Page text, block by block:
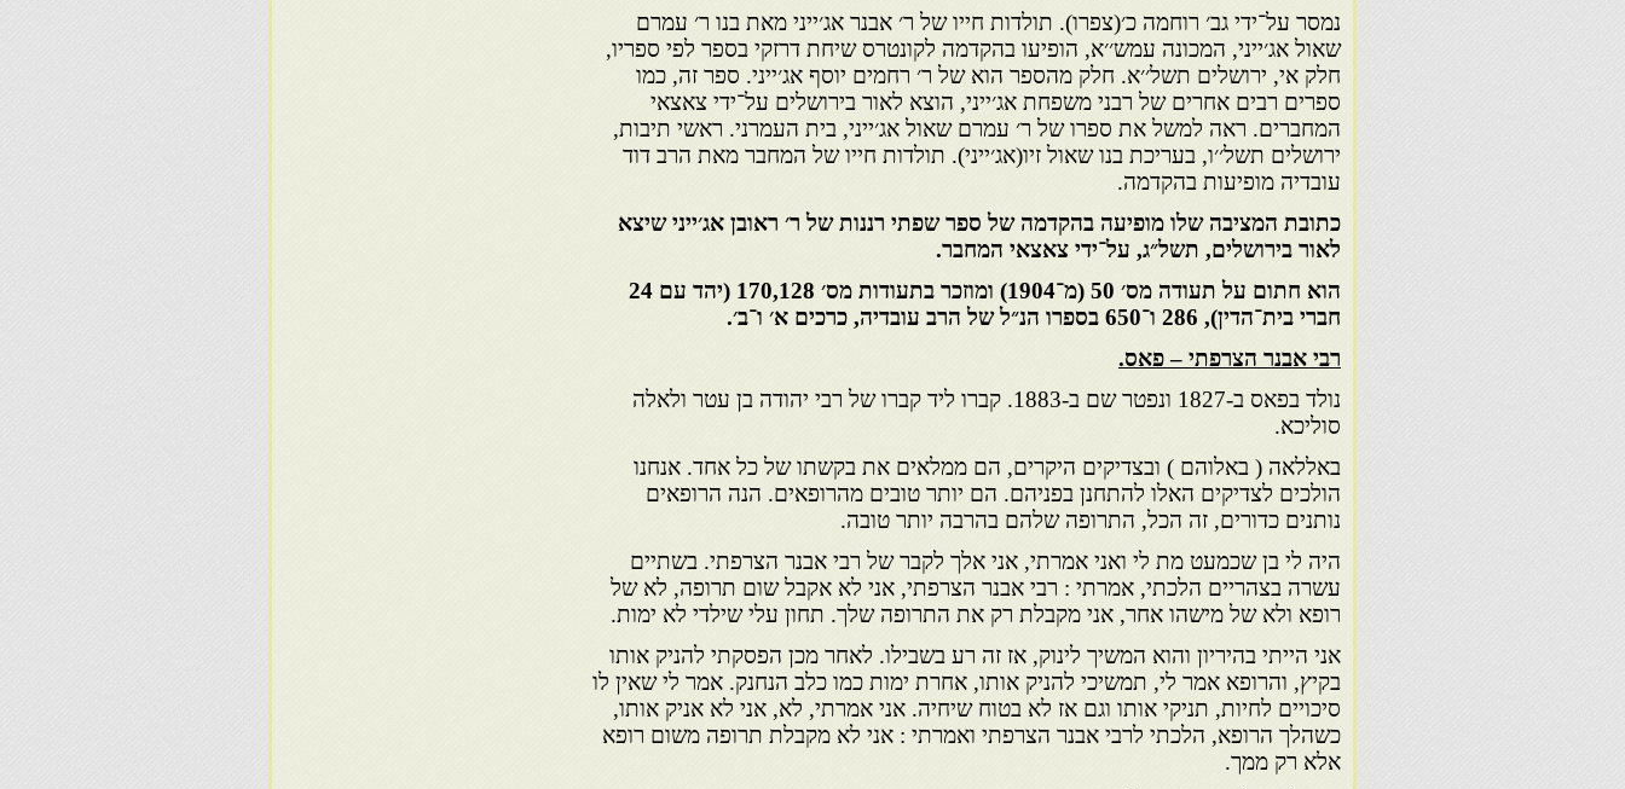
נמסר על־ידי גב׳ רוחמה כ׳(צפרו). תולדות חייו של ר׳ אבנר אג׳ייני מאת בנו ר׳ עמרם
שאול אג׳ייני, המכונה עמש׳׳א, הופיעו בהקדמה לקונטרס שיחת דרזקי בספר לפי ספריו,
חלק אי, ירושלים תשל׳׳א. חלק מהספר הוא של ר׳ רחמים יוסף אג׳ייני. ספר זה, כמו
ספרים רבים אחרים של רבני משפחת אג׳ייני, הוצא לאור בירושלים על־ידי צאצאי
המחברים. ראה למשל את ספרו של ר׳ עמרם שאול אג׳ייני, בית העמרני. ראשי תיבות,
ירושלים תשל׳׳ו, בעריכת בנו שאול זיו(אג׳ייני). תולדות חייו של המחבר מאת הרב דוד
עובדיה מופיעות בהקדמה.
כתובת המציבה שלו מופיעה בהקדמה של ספר שפתי רננות של ר׳ ראובן אג׳ייני שיצא
לאור בירושלים, תשל״ג, על־ידי צאצאי המחבר.
הוא חתום על תעודה מס׳ 50 (מ־1904) ומוזכר בתעודות מס׳ 170,128 (יהד עם 24
חברי בית־הדין), 286 ו־650 בספרו הנ״ל של הרב עובדיה, כרכים א׳ ו־ב׳.
רבי אבנר הצרפתי – פאס.
נולד בפאס ב-1827 ונפטר שם ב-1883. קברו ליד קברו של רבי יהודה בן עטר ולאלה
סוליכא.
באללאה ( באלוהם ) ובצדיקים היקרים, הם ממלאים את בקשתו של כל אחד. אנחנו
הולכים לצדיקים האלו להתחנן בפניהם. הם יותר טובים מהרופאים. הנה הרופאים
נותנים כדורים, זה הכל, התרופה שלהם בהרבה יותר טובה.
היה לי בן שכמעט מת לי ואני אמרתי, אני אלך לקבר של רבי אבנר הצרפתי. בשתיים
עשרה בצהריים הלכתי, אמרתי : רבי אבנר הצרפתי, אני לא אקבל שום תרופה, לא של
רופא ולא של מישהו אחר, אני מקבלת רק את התרופה שלך. תחון עלי שילדי לא ימות.
אני הייתי בהיריון והוא המשיך לינוק, אז זה רע בשבילו. לאחר מכן הפסקתי להניק אותו
בקיץ, והרופא אמר לי, תמשיכי להניק אותו, אחרת ימות כמו כלב הנחנק. אמר לי שאין לו
סיכויים לחיות, תניקי אותו וגם אז לא בטוח שיחיה. אני אמרתי, לא, אני לא אניק אותו,
כשהלך הרופא, הלכתי לרבי אבנר הצרפתי ואמרתי : אני לא מקבלת תרופה משום רופא
אלא רק ממך.